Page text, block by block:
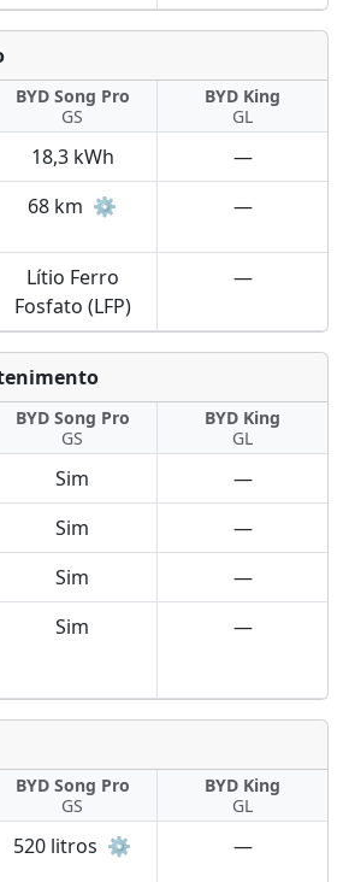
BYD Song Pro
GS
BYD King
GL
18,3 kWh —
68 km ⚙️ —
Lítio Ferro
Fosfato (LFP)
—
BYD Song Pro
GS
BYD King
GL
Sim —
Sim —
Sim —
Sim —
BYD Song Pro
GS
BYD King
GL
520 litros ⚙️ —